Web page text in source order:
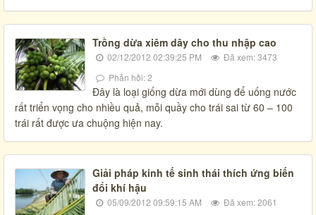
Trồng dừa xiêm dây cho thu nhập cao
02/12/2012 02:39:25 PM
Đã xem: 3473
Phản hồi: 2
Đây là loại giống dừa mới dùng để uống nước
rất triển vọng cho nhiều quả, mỗi quầy cho trái sai từ 60 – 100
trái rất được ưa chuộng hiện nay.
Giải pháp kinh tế sinh thái thích ứng biến
đổi khí hậu
05/09/2012 09:59:15 AM
Đã xem: 2061